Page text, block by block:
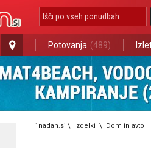
Potovanja (489)
1nadan.si \ Izdelki \ Dom in avto